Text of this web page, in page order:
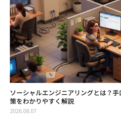
ソーシャルエンジニアリングとは？
策をわかりやすく解説
2026.08.07